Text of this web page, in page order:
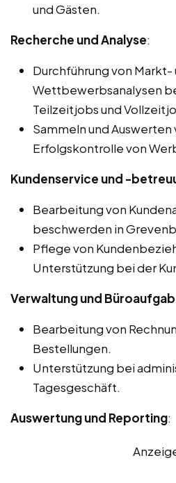
und Gästen.
Recherche und Analyse:
Durchführung von Markt-
Wettbewerbsanalysen
Teilzeitjobs und
Sammeln und Auswerten
Erfolgskontrolle von
Kundenservice und -
Bearbeitung von
beschwerden in
Pflege von
Unterstützung bei der
Verwaltung und
Bearbeitung von
Bestellungen.
Unterstützung bei
Tagesgeschäft.
Auswertung und Reporting: